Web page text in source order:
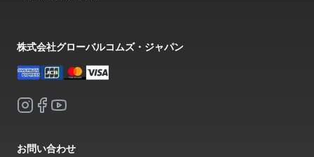
株式会社グローバルコムズ・ジャパン
お問い合わせ